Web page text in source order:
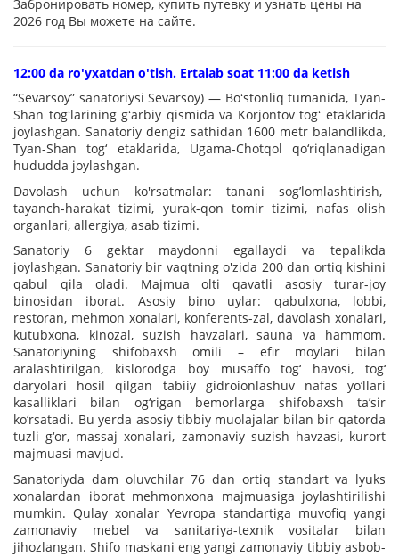
Забронировать номер, купить путевку и узнать цены на
2026 год Вы можете на сайте.
12:00 da ro'yxatdan o'tish. Ertalab soat 11:00 da ketish
“Sevarsoy” sanatoriysi Sevarsoy) — Boʻstonliq tumanida, Tyan-
Shan togʻlarining gʻarbiy qismida va Korjontov togʻ etaklarida
joylashgan. Sanatoriy dengiz sathidan 1600 metr balandlikda,
Tyan-Shan tog‘ etaklarida, Ugama-Chotqol qo‘riqlanadigan
hududda joylashgan.
Davolash uchun ko'rsatmalar: tanani sog’lomlashtirish,
tayanch-harakat tizimi, yurak-qon tomir tizimi, nafas olish
organlari, allergiya, asab tizimi.
Sanatoriy 6 gektar maydonni egallaydi va tepalikda
joylashgan. Sanatoriy bir vaqtning o'zida 200 dan ortiq kishini
qabul qila oladi. Majmua olti qavatli asosiy turar-joy
binosidan iborat. Asosiy bino uylar: qabulxona, lobbi,
restoran, mehmon xonalari, konferents-zal, davolash xonalari,
kutubxona, kinozal, suzish havzalari, sauna va hammom.
Sanatoriyning shifobaxsh omili – efir moylari bilan
aralashtirilgan, kislorodga boy musaffo tog‘ havosi, tog‘
daryolari hosil qilgan tabiiy gidroionlashuv nafas yo‘llari
kasalliklari bilan og‘rigan bemorlarga shifobaxsh ta’sir
ko‘rsatadi. Bu yerda asosiy tibbiy muolajalar bilan bir qatorda
tuzli g‘or, massaj xonalari, zamonaviy suzish havzasi, kurort
majmuasi mavjud.
Sanatoriyda dam oluvchilar 76 dan ortiq standart va lyuks
xonalardan iborat mehmonxona majmuasiga joylashtirilishi
mumkin. Qulay xonalar Yevropa standartiga muvofiq yangi
zamonaviy mebel va sanitariya-texnik vositalar bilan
jihozlangan. Shifo maskani eng yangi zamonaviy tibbiy asbob-